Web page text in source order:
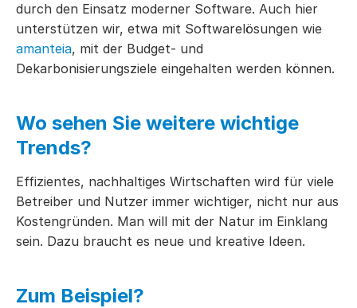
durch den Einsatz moderner Software. Auch hier
unterstützen wir, etwa mit Softwarelösungen wie
amanteia, mit der Budget- und
Dekarbonisierungsziele eingehalten werden können.
Wo sehen Sie weitere wichtige
Trends?
Effizientes, nachhaltiges Wirtschaften wird für viele
Betreiber und Nutzer immer wichtiger, nicht nur aus
Kostengründen. Man will mit der Natur im Einklang
sein. Dazu braucht es neue und kreative Ideen.
Zum Beispiel?